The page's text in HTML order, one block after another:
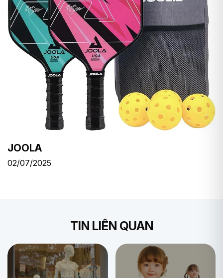
JOOLA
02/07/2025
TIN LIÊN QUAN